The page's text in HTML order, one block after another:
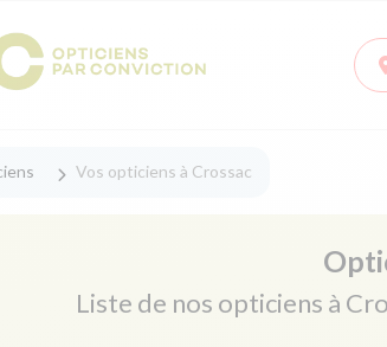
Vos opticiens à Crossac
Liste de nos opticiens à